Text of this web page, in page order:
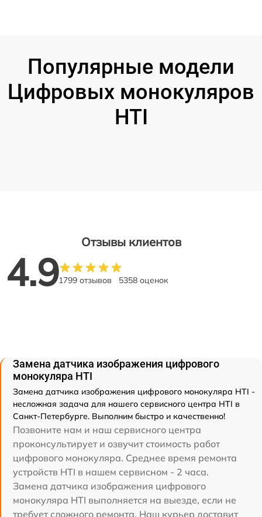
Популярные модели
Цифровых монокуляров
HTI
Отзывы клиентов
4.91799 отзывов 5358 оценок
Замена датчика изображения цифрового
монокуляра HTI
Замена датчика изображения цифрового монокуляра HTI -
несложная задача для нашего сервисного центра HTI в
Санкт-Петербурге. Выполним быстро и качественно!
Позвоните нам и наш сервисного центра
проконсультирует и озвучит стоимость работ
цифрового монокуляра. Среднее время ремонта
устройств HTI в нашем сервисном - 2 часа.
Замена датчика изображения цифрового
монокуляра HTI выполняется на выезде, если не
требует сложного ремонта. Наш курьер доставит